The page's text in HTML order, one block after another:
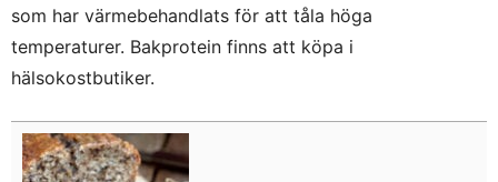
som har värmebehandlats för att tåla höga
temperaturer. Bakprotein finns att köpa i
hälsokostbutiker.